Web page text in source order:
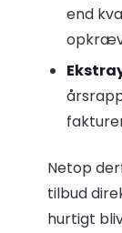
end
Netop
tilbud
hurtigt